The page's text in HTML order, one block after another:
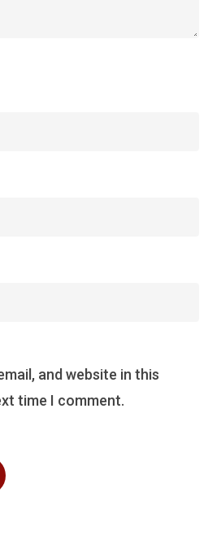
and website in this
time I comment.